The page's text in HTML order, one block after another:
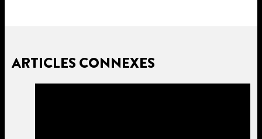
ARTICLES CONNEXES